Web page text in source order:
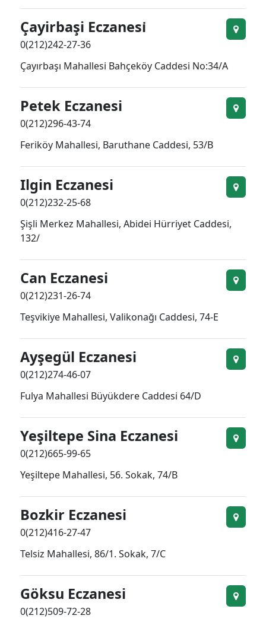
Çayirbaşi Eczanesi̇
0(212)242-27-36
Çayırbaşı Mahallesi Bahçeköy Caddesi No:34/A
Petek Eczanesi
0(212)296-43-74
Feriköy Mahallesi, Baruthane Caddesi, 53/B
Ilgin Eczanesi
0(212)232-25-68
Şişli Merkez Mahallesi, Abidei Hürriyet Caddesi,
132/
Can Eczanesi
0(212)231-26-74
Teşvikiye Mahallesi, Valikonağı Caddesi, 74-E
Ayşegül Eczanesi
0(212)274-46-07
Fulya Mahallesi Büyükdere Caddesi 64/D
Yeşiltepe Sina Eczanesi
0(212)665-99-65
Yeşiltepe Mahallesi, 56. Sokak, 74/B
Bozkir Eczanesi
0(212)416-27-47
Telsiz Mahallesi, 86/1. Sokak, 7/C
Göksu Eczanesi
0(212)509-72-28